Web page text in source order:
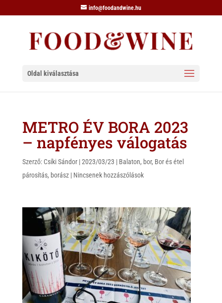
info@foodandwine.hu
Oldal kiválasztása
METRO ÉV BORA 2023
– napfényes válogatás
Szerző: Csíki Sándor|2023/03/23 | Balaton, bor, Bor és étel
párosítás, borász| Nincsenek hozzászólások